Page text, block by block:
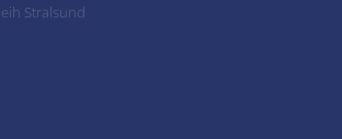
Stralsund